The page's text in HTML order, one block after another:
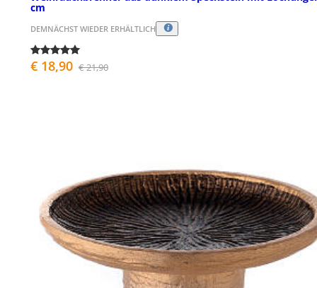
cm
DEMNÄCHST WIEDER ERHÄLTLICH
€ 18,90 € 21,90